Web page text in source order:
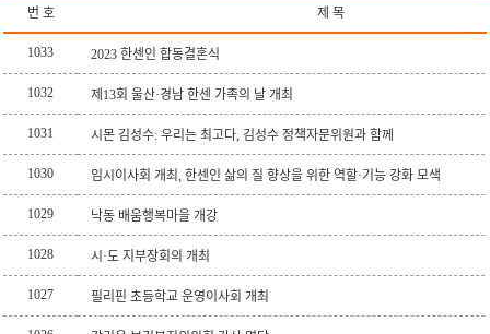
번 호 제 목
1033 2023 한센인 합동결혼식
1032 제13회 울산·경남 한센 가족의 날 개최
1031 시몬 김성수: 우리는 최고다, 김성수 정책자문위원과 함께
1030 임시이사회 개최, 한센인 삶의 질 향상을 위한 역할·기능 강화 모색
1029 낙동 배움행복마을 개강
1028 시·도 지부장회의 개최
1027 필리핀 초등학교 운영이사회 개최